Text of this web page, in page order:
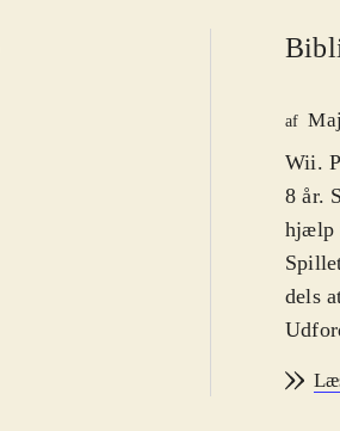
af
Wii.
8 år.
hjælp
dels